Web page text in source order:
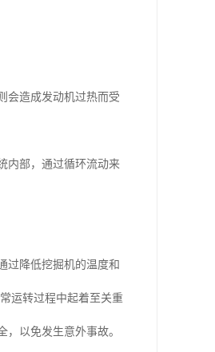
会造成发动机过热而受
内部，通过循环流动来
过降低挖掘机的温度和
运转过程中起着至关重
以免发生意外事故。